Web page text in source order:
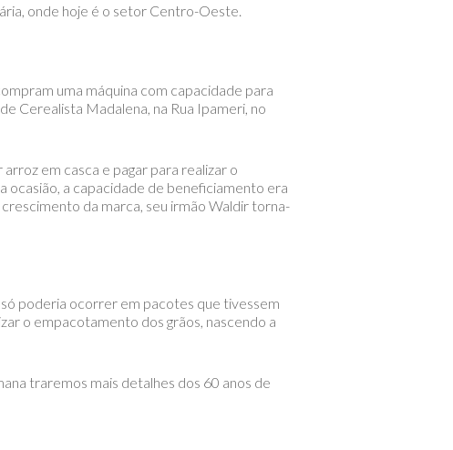
onde hoje é o setor Centro-Oeste.
uma máquina com capacidade para
Cerealista Madalena, na Rua Ipameri, no
em casca e pagar para realizar o
ocasião, a capacidade de beneficiamento era
da marca, seu irmão Waldir torna-
poderia ocorrer em pacotes que tivessem
o empacotamento dos grãos, nascendo a
traremos mais detalhes dos 60 anos de